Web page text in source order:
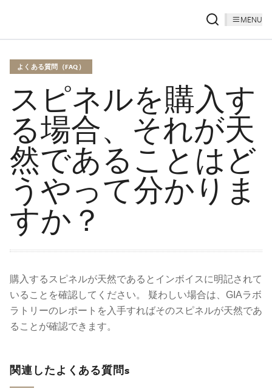
MENU
よくある質問（FAQ）
スピネルを購入す
る場合、それが天
然であることはど
うやって分かりま
すか？
購入するスピネルが天然であるとインボイスに明記されて
いることを確認してください。 疑わしい場合は、GIAラボ
ラトリーのレポートを入手すればそのスピネルが天然であ
ることが確認できます。
関連したよくある質問s